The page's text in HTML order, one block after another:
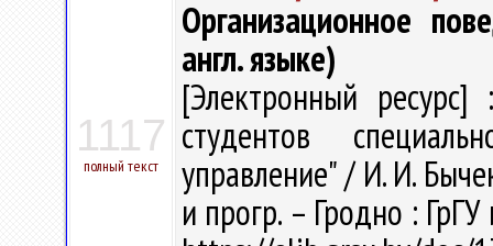
1117
полный текст
Организационное
англ. языке)
[Электронный ресурс]
студентов
управление" / И. И.
и прогр. – Гродно :